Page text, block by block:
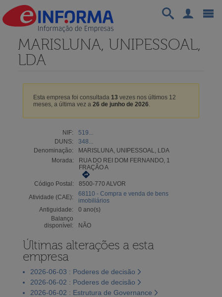
MARISLUNA, UNIPESSOAL,
LDA
Esta empresa foi consultada 13 vezes nos últimos 12
meses, a última vez a 26 de junho de 2026.
NIF:
519...
DUNS:
348...
Denominação:
MARISLUNA, UNIPESSOAL, LDA
Morada:
RUA DO REI DOM FERNANDO, 1
FRAÇÃO A
Código Postal:
8500-770 ALVOR
Atividade (CAE):
68110 - Compra e venda de bens
imobiliários
Antiguidade:
0 ano(s)
Balanço
disponível:
NÃO
Últimas alterações a esta
empresa
2026-06-03 : Poderes de decisão
2026-06-02 : Poderes de decisão
2026-06-02 : Estrutura de Governance